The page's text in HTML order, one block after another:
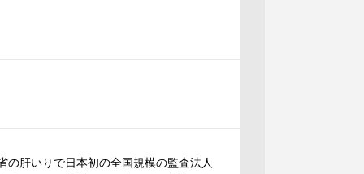
肝いりで日本初の全国規模の監査法人